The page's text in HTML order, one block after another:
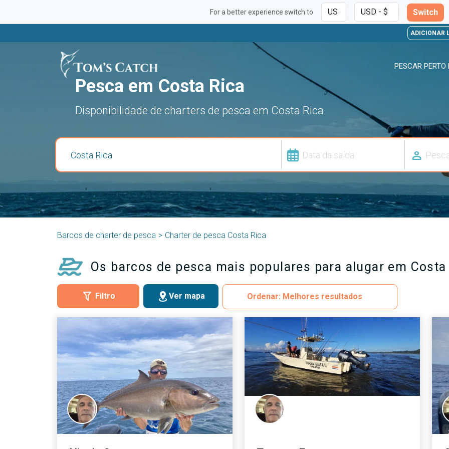
For a better experience switch to Switch
ADICIONAR
PESCAR PERTO
Pesca em Costa Rica
Disponibilidade de charters de pesca em Costa Rica
person
Barcos de charter de pesca Charter de pesca Costa Rica
Os barcos de pesca mais populares para alugar em Costa
Filtro Ver mapa